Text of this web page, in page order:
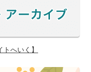
へいく】